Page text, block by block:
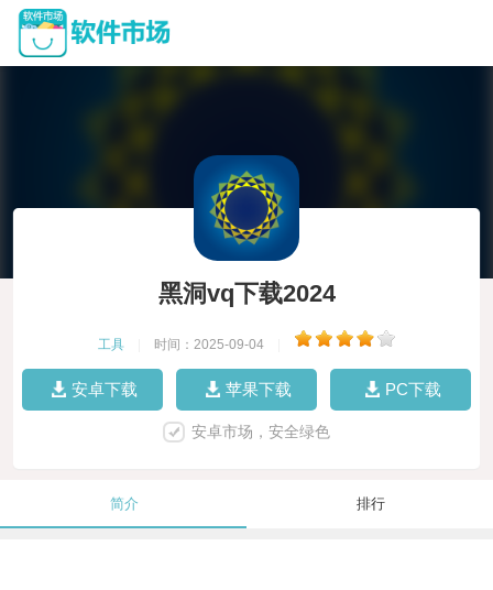
黑洞vq下载2024
工具 时间：2025-09-04
安卓下载 苹果下载 PC下载
安卓市场，安全绿色
简介 排行